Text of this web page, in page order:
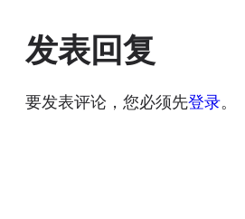
发表回复
要发表评论，您必须先登录。